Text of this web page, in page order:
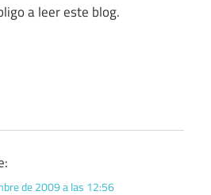
a leer este blog.
de 2009 a las 12:56